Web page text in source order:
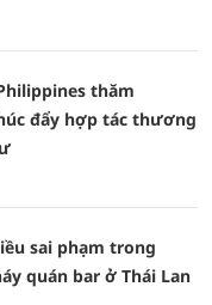
thăm
đẩy hợp tác thương
sai phạm trong
quán bar ở Thái Lan